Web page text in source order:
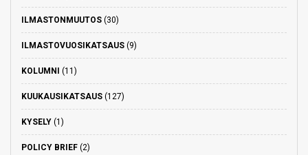
ILMASTONMUUTOS (30)
ILMASTOVUOSIKATSAUS (9)
KOLUMNI (11)
KUUKAUSIKATSAUS (127)
KYSELY (1)
POLICY BRIEF (2)